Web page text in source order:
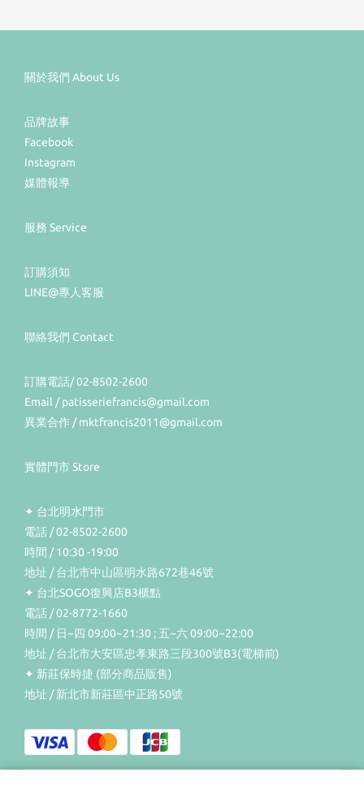
關於我們 About Us
品牌故事
Facebook
Instagram
媒體報導
服務 Service
訂購須知
LINE@專人客服
聯絡我們 Contact
訂購電話/ 02-8502-2600
Email / patisseriefrancis@gmail.com
異業合作 / mktfrancis2011@gmail.com
實體門市 Store
✦ 台北明水門市
電話 / 02-8502-2600
時間 / 10:30 -19:00
地址 / 台北市中山區明水路672巷46號
✦ 台北SOGO復興店B3櫃點
電話 / 02-8772-1660
時間 / 日~四 09:00~21:30 ; 五~六 09:00~22:00
地址 / 台北市大安區忠孝東路三段300號B3(電梯前)
✦ 新莊保時捷 (部分商品販售)
地址 / 新北市新莊區中正路50號